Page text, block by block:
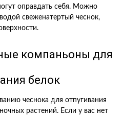
оправдать себя. Можно
свеженатертый чеснок,
компаньоны для
белок
чеснока для отпугивания
растений. Если у вас нет